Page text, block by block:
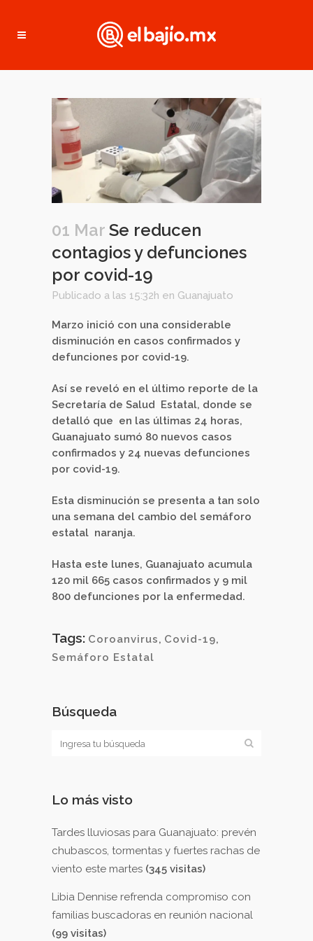
01 Mar Se reducen
contagios y defunciones
por covid-19
Publicado a las 15:32h en Guanajuato
Marzo inició con una considerable
disminución en casos confirmados y
defunciones por covid-19.
Así se reveló en el último reporte de la
Secretaría de Salud Estatal, donde se
detalló que en las últimas 24 horas,
Guanajuato sumó 80 nuevos casos
confirmados y 24 nuevas defunciones
por covid-19.
Esta disminución se presenta a tan solo
una semana del cambio del semáforo
estatal naranja.
Hasta este lunes, Guanajuato acumula
120 mil 665 casos confirmados y 9 mil
800 defunciones por la enfermedad.
Tags: Coroanvirus, Covid-19,
Semáforo Estatal
Búsqueda
Lo más visto
Tardes lluviosas para Guanajuato: prevén
chubascos, tormentas y fuertes rachas de
viento este martes (345 visitas)
Libia Dennise refrenda compromiso con
familias buscadoras en reunión nacional
(99 visitas)